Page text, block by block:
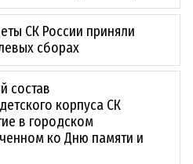
СК России приняли
сборах
состав
корпуса СК
в городском
ко Дню памяти и